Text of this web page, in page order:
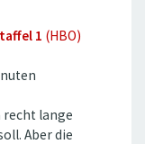
1 (HBO)
recht lange
Aber die